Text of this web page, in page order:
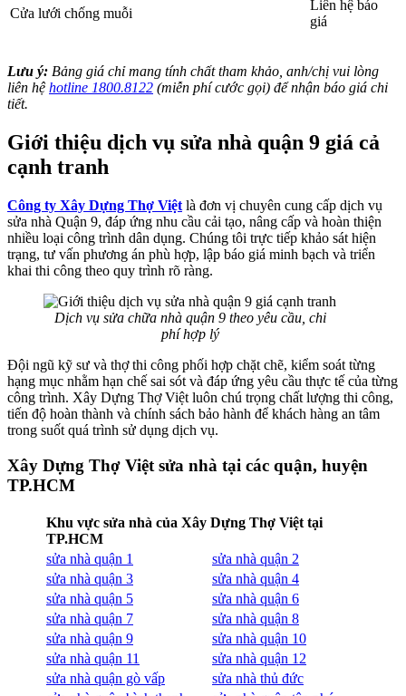
Cửa lưới chống muỗi
Liên hệ báo
giá
Lưu ý: Bảng giá chỉ mang tính chất tham khảo, anh/chị vui lòng
liên hệhotline 1800.8122 (miễn phí cước gọi) để nhận báo giá chi
tiết.
Giới thiệu dịch vụ sửa nhà quận 9 giá cả
cạnh tranh
Công ty Xây Dựng Thợ Việt là đơn vị chuyên cung cấp dịch vụ
sửa nhà Quận 9, đáp ứng nhu cầu cải tạo, nâng cấp và hoàn thiện
nhiều loại công trình dân dụng. Chúng tôi trực tiếp khảo sát hiện
trạng, tư vấn phương án phù hợp, lập báo giá minh bạch và triển
khai thi công theo quy trình rõ ràng.
Dịch vụ sửa chữa nhà quận 9 theo yêu cầu, chi
phí hợp lý
Đội ngũ kỹ sư và thợ thi công phối hợp chặt chẽ, kiểm soát từng
hạng mục nhằm hạn chế sai sót và đáp ứng yêu cầu thực tế của từng
công trình. Xây Dựng Thợ Việt luôn chú trọng chất lượng thi công,
tiến độ hoàn thành và chính sách bảo hành để khách hàng an tâm
trong suốt quá trình sử dụng dịch vụ.
Xây Dựng Thợ Việt sửa nhà tại các quận, huyện
TP.HCM
Khu vực sửa nhà của Xây Dựng Thợ Việt tại
TP.HCM
sửa nhà quận 1
sửa nhà quận 2
sửa nhà quận 3
sửa nhà quận 4
sửa nhà quận 5
sửa nhà quận 6
sửa nhà quận 7
sửa nhà quận 8
sửa nhà quận 9
sửa nhà quận 10
sửa nhà quận 11
sửa nhà quận 12
sửa nhà quận gò vấp
sửa nhà thủ đức